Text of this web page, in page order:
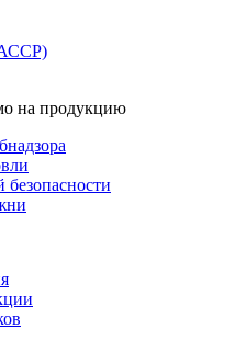
на продукцию